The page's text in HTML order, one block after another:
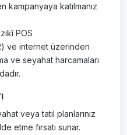
kampanyaya katılmanız
POS
ve internet üzerinden
ve seyahat harcamaları
veya tatil planlarınız
etme fırsatı sunar.